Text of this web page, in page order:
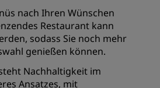
nach Ihren Wünschen
Restaurant kann
sodass Sie noch mehr
genießen können.
Nachhaltigkeit im
Ansatzes, mit